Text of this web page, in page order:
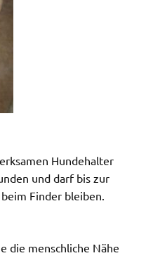
Hundehalter
und darf bis zur
Finder bleiben.
die menschliche Nähe